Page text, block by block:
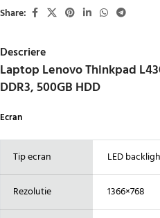
Share:
Descriere
Laptop Lenovo Thinkpad
DDR3, 500GB HDD
Ecran
Tip ecran LED
Rezolutie 1366×768